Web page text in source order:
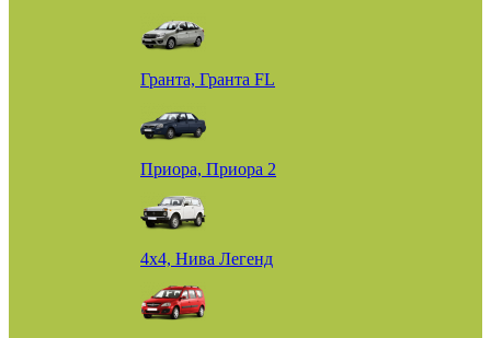
Гранта, Гранта FL
Приора, Приора 2
4х4, Нива Легенд